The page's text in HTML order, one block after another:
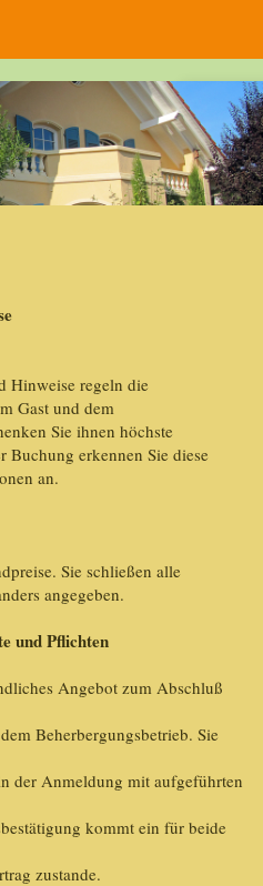
Hinweise regeln die
Gast und dem
Sie ihnen höchste
erkennen Sie diese
an.
Sie schließen alle
angegeben.
und Pflichten
Angebot zum Abschluß
Beherbergungsbetrieb. Sie
der Anmeldung mit aufgeführten
kommt ein für beide
zustande.